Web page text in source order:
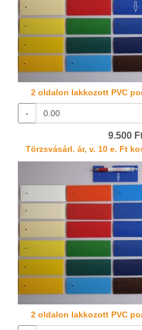
2 oldalon lakkozott PVC
-
9.500
Törzsvásárl. ár, v. 10 e. Ft
2 oldalon lakkozott PVC